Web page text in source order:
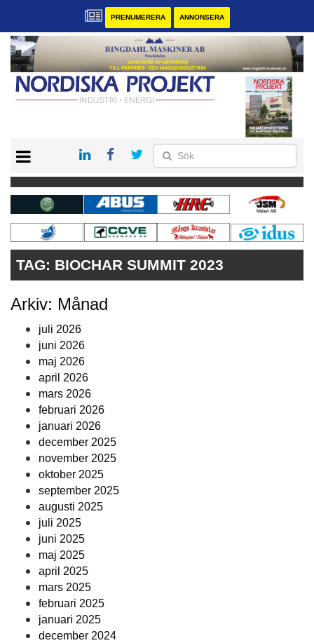
PRENUMERERA ANNONSERA
KONTAKT
VÅRA ANDRA MAGASIN
PRENUMERERA
ANNONSERA
TAG: BIOCHAR SUMMIT 2023
Arkiv: Månad
juli 2026
juni 2026
maj 2026
april 2026
mars 2026
februari 2026
januari 2026
december 2025
november 2025
oktober 2025
september 2025
augusti 2025
juli 2025
juni 2025
maj 2025
april 2025
mars 2025
februari 2025
januari 2025
december 2024